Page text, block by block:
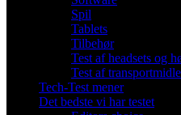
Spil
Tablets
Tilbehør
Test af headsets og
Test af
Tech-Test mener
Det bedste vi har testet